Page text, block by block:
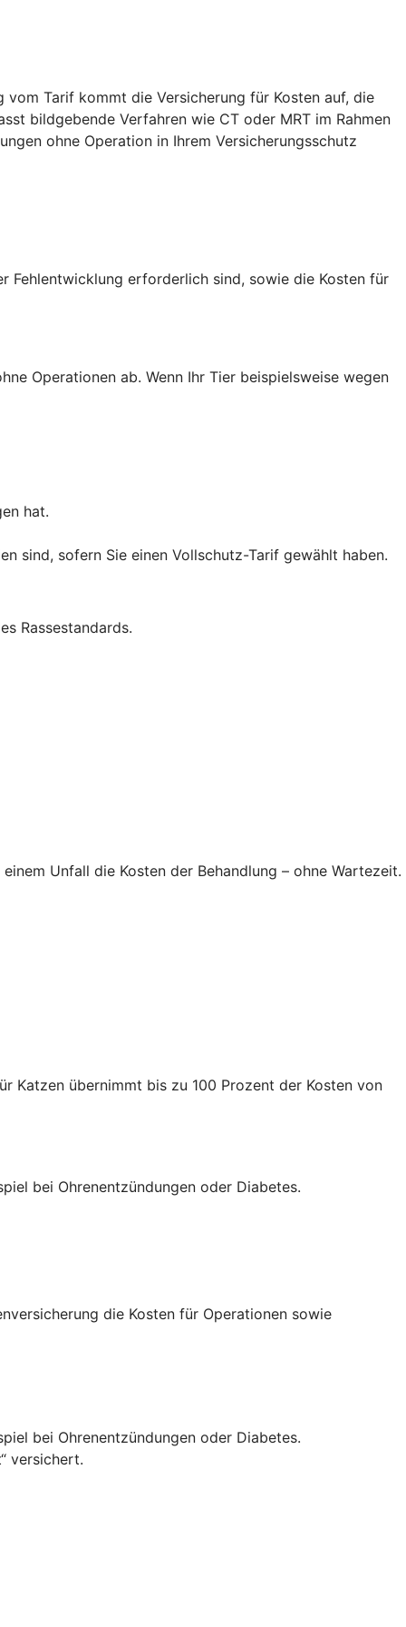
Tarif kommt die Versicherung für Kosten auf, die
bildgebende Verfahren wie CT oder MRT im Rahmen
ohne Operation in Ihrem Versicherungsschutz
Fehlentwicklung erforderlich sind, sowie die Kosten für
Operationen ab. Wenn Ihr Tier beispielsweise wegen
hat.
sind, sofern Sie einen Vollschutz-Tarif gewählt haben.
Rassestandards.
Unfall die Kosten der Behandlung – ohne Wartezeit.
Katzen übernimmt bis zu 100 Prozent der Kosten von
bei Ohrenentzündungen oder Diabetes.
die Kosten für Operationen sowie
bei Ohrenentzündungen oder Diabetes.
versichert.